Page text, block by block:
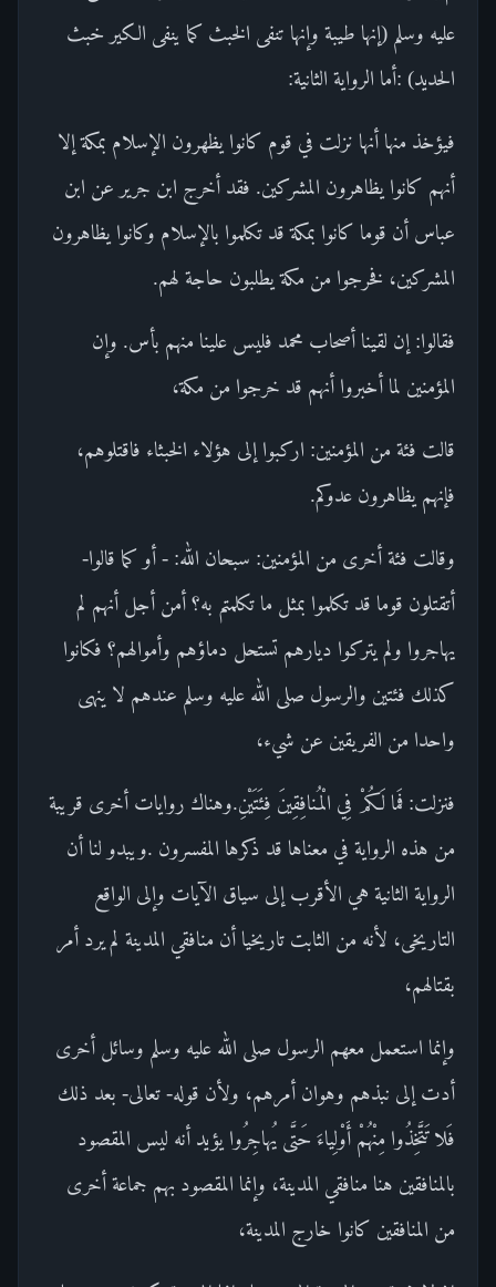
عليه وسلم (إنها طيبة وإنها تنفى الخبث كما ينفى الكير خبث
الحديد) :أما الرواية الثانية:
فيؤخذ منها أنها نزلت في قوم كانوا يظهرون الإسلام بمكة إلا
أنهم كانوا يظاهرون المشركين. فقد أخرج ابن جرير عن ابن
عباس أن قوما كانوا بمكة قد تكلموا بالإسلام وكانوا يظاهرون
المشركين، فخرجوا من مكة يطلبون حاجة لهم.
فقالوا: إن لقينا أصحاب محمد فليس علينا منهم بأس. وإن
المؤمنين لما أخبروا أنهم قد خرجوا من مكة،
قالت فئة من المؤمنين: اركبوا إلى هؤلاء الخبثاء فاقتلوهم،
فإنهم يظاهرون عدوكم.
وقالت فئة أخرى من المؤمنين: سبحان الله: - أو كما قالوا-
أتقتلون قوما قد تكلموا بمثل ما تكلمتم به؟ أمن أجل أنهم لم
يهاجروا ولم يتركوا ديارهم تستحل دماؤهم وأموالهم؟ فكانوا
كذلك فئتين والرسول صلى الله عليه وسلم عندهم لا ينهى
واحدا من الفريقين عن شيء،
فنزلت: فَما لَكُمْ فِي الْمُنافِقِينَ فِئَتَيْنِ.وهناك روايات أخرى قريبة
من هذه الرواية في معناها قد ذكرها المفسرون .ويبدو لنا أن
الرواية الثانية هي الأقرب إلى سياق الآيات وإلى الواقع
التاريخى، لأنه من الثابت تاريخيا أن منافقي المدينة لم يرد أمر
بقتالهم،
وإنما استعمل معهم الرسول صلى الله عليه وسلم وسائل أخرى
أدت إلى نبذهم وهوان أمرهم، ولأن قوله- تعالى- بعد ذلك
فَلا تَتَّخِذُوا مِنْهُمْ أَوْلِياءَ حَتَّى يُهاجِرُوا يؤيد أنه ليس المقصود
بالمنافقين هنا منافقي المدينة، وإنما المقصود بهم جماعة أخرى
من المنافقين كانوا خارج المدينة،